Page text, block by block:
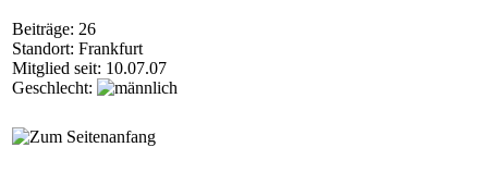
Beiträge: 26
Standort: Frankfurt
Mitglied seit: 10.07.07
Geschlecht: